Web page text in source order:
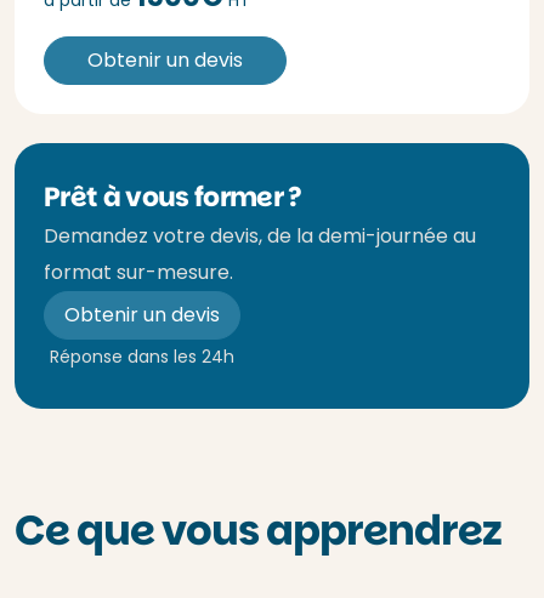
Obtenir un devis
Prêt à vous former ?
Demandez votre devis, de la demi-journée au
format sur-mesure.
Obtenir un devis
Réponse dans les 24h
Ce que vous apprendrez